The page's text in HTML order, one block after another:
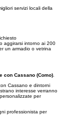
servizi locali della
aggirarsi intorno ai 200
un armadio o vetrina
con Cassano (Como)
Cassano e dintorni
interesse verranno
per
professionista per